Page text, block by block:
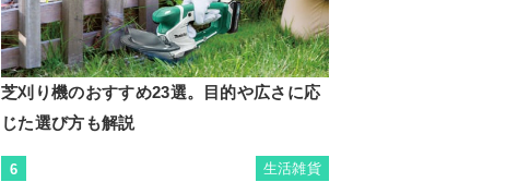
芝刈り機のおすすめ23選。目的や広さに応
じた選び方も解説
6 生活雑貨